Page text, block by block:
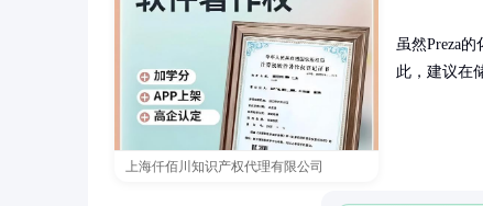
上海仟佰川知识产权代理有限公司
虽然Preza
此，建议在